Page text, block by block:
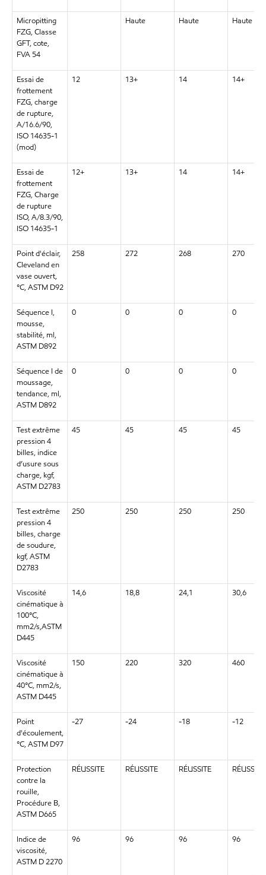
Micropitting
FZG, Classe
GFT, cote,
FVA 54
Haute Haute Haute
Essai de
frottement
FZG, charge
de rupture,
A/16.6/90,
ISO 14635-1
(mod)
12 13+ 14 14+
Essai de
frottement
FZG, Charge
de rupture
ISO, A/8.3/90,
ISO 14635-1
12+ 13+ 14 14+
Point d'éclair,
Cleveland en
vase ouvert,
°C, ASTM D92
258 272 268 270
Séquence I,
mousse,
stabilité, ml,
ASTM D892
0 0 0 0
Séquence I de
moussage,
tendance, ml,
ASTM D892
0 0 0 0
Test extrême
pression 4
billes, indice
d’usure sous
charge, kgf,
ASTM D2783
45 45 45 45
Test extrême
pression 4
billes, charge
de soudure,
kgf, ASTM
D2783
250 250 250 250
Viscosité
cinématique à
100°C,
mm2/s,ASTM
D445
14,6 18,8 24,1 30,6
Viscosité
cinématique à
40°C, mm2/s,
ASTM D445
150 220 320 460
Point
d'écoulement,
°C, ASTM D97
-27 -24 -18 -12
Protection
contre la
rouille,
Procédure B,
ASTM D665
RÉUSSITE RÉUSSITE RÉUSSITE RÉUSSITE
Indice de
viscosité,
ASTM D 2270
96 96 96 96